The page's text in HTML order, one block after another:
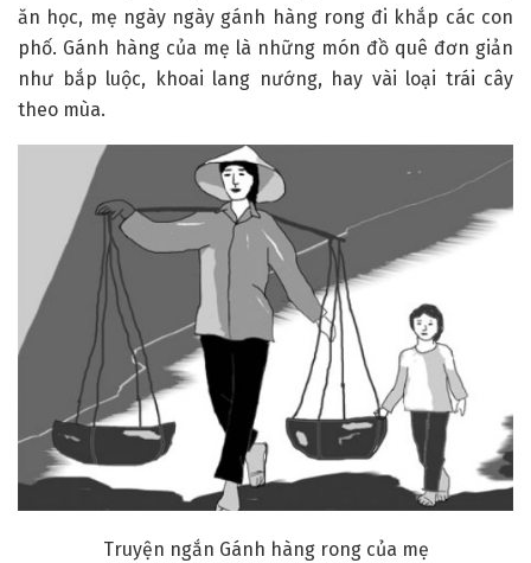
ăn học, mẹ ngày ngày gánh hàng rong đi khắp các con
phố. Gánh hàng của mẹ là những món đồ quê đơn giản
như bắp luộc, khoai lang nướng, hay vài loại trái cây
theo mùa.
Truyện ngắn Gánh hàng rong của mẹ